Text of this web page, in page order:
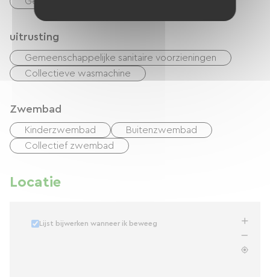
uitrusting
Gemeenschappelijke sanitaire voorzieningen
Collectieve wasmachine
Zwembad
Kinderzwembad
Buitenzwembad
Collectief zwembad
Locatie
Lijst bijwerken wanneer ik beweeg